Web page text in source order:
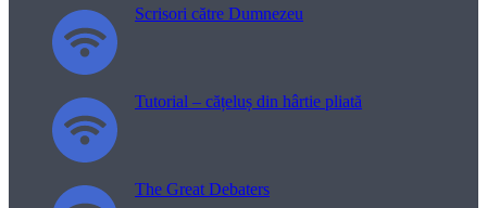
Scrisori către Dumnezeu
Tutorial – cățeluș din hârtie pliată
The Great Debaters